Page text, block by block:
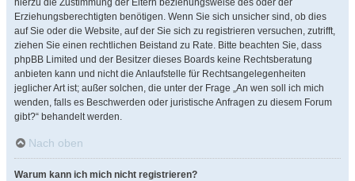
hierzu die Zustimmung der Eltern beziehungsweise des oder der
Erziehungsberechtigten benötigen. Wenn Sie sich unsicher sind, ob dies
auf Sie oder die Website, auf der Sie sich zu registrieren versuchen, zutrifft,
ziehen Sie einen rechtlichen Beistand zu Rate. Bitte beachten Sie, dass
phpBB Limited und der Besitzer dieses Boards keine Rechtsberatung
anbieten kann und nicht die Anlaufstelle für Rechtsangelegenheiten
jeglicher Art ist; außer solchen, die unter der Frage „An wen soll ich mich
wenden, falls es Beschwerden oder juristische Anfragen zu diesem Forum
gibt?“ behandelt werden.
Nach oben
Warum kann ich mich nicht registrieren?